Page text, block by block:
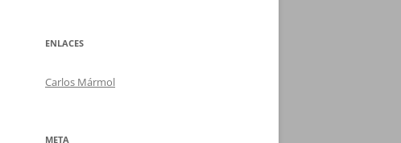
ENLACES
Carlos Mármol
META